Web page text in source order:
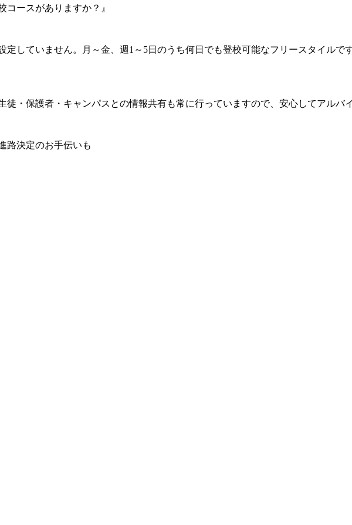
ースがありますか？』
していません。月～金、週1～5日のうち何日でも登校可能なフリースタイルで
・保護者・キャンパスとの情報共有も常に行っていますので、安心してアルバ
路決定のお手伝いも